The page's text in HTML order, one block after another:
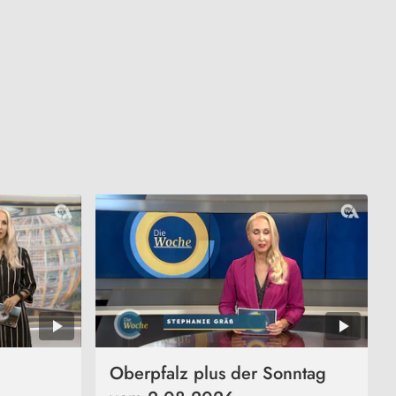
Oberpfalz plus der Sonntag